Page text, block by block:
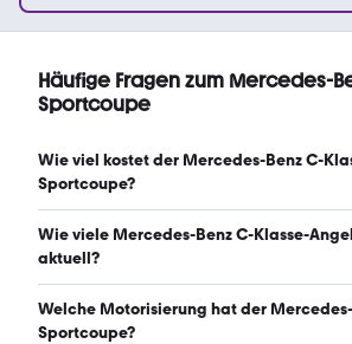
Häufige Fragen zum Mercedes-
Sportcoupe
Wie viel kostet der Mercedes-Benz C-
Sportcoupe?
Ein guter Preis für einen Mercedes-Benz
Sportcoupe liegt zwischen 1.900 € und
Wie viele Mercedes-Benz C-Klasse-
aktuell?
Es gibt insgesamt 242 Mercedes-Benz
mobile.de, davon 242 Gebraucht- und 0
Welche Motorisierung hat der
Sportcoupe?